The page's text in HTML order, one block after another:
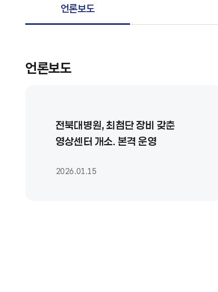
언론보도
언론보도
전북대병원, 최첨단 장비 갖춘
영상센터 개소. 본격 운영
2026.01.15